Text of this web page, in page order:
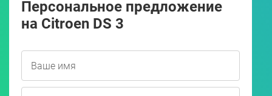
Персональное предложение
на Citroen DS 3